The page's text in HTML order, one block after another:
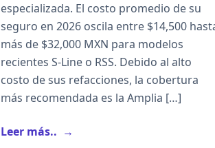
especializada. El costo promedio de su
seguro en 2026 oscila entre $14,500
más de $32,000 MXN para modelos
recientes S-Line o RSS. Debido al alto
costo de sus refacciones, la cobertura
más recomendada es la Amplia […]
Leer más.. →